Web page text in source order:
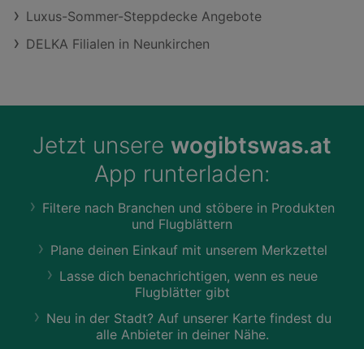
Luxus-Sommer-Steppdecke Angebote
DELKA Filialen in Neunkirchen
Jetzt unsere wogibtswas.at
App runterladen:
Filtere nach Branchen und stöbere in Produkten
und Flugblättern
Plane deinen Einkauf mit unserem Merkzettel
Lasse dich benachrichtigen, wenn es neue
Flugblätter gibt
Neu in der Stadt? Auf unserer Karte findest du
alle Anbieter in deiner Nähe.